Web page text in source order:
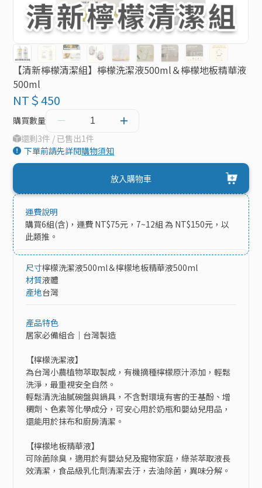
【清新檸檬清潔組】檸檬洗潔液500ml＆檸檬地板精華液
500ml
NT＄450
購買數量
還剩3件 / 已售出1件
下單前請先詳閱購物須知
放入購物車
運費說明
購買6組(含)，運費 NT$75元，7~12組 為 NT$150元，以
此類推。
尺寸檸檬洗潔液500ml＆檸檬地板精華液500ml
材質液體
產地台灣
產品特色
居家必備組合｜台灣製造
【檸檬洗潔液】
為台灣小農植物萃取製成，有機摘種檸檬原汁添加，輕鬆
洗淨，最重視安全自然。
輕鬆清洗油膩碗盤與鍋具，不含對環境有害的壬基酚、增
稠劑、色素等化學成分，可安心用於奶瓶和嬰幼兒用品，
還能用於抹布和廚房清潔。
【檸檬地板精華液】
可除菌除臭，適用於有嬰幼兒及寵物家庭，綠茶萃取液長
效清潔，食品級乳化劑清潔去汙，去油除菌，異味分解。